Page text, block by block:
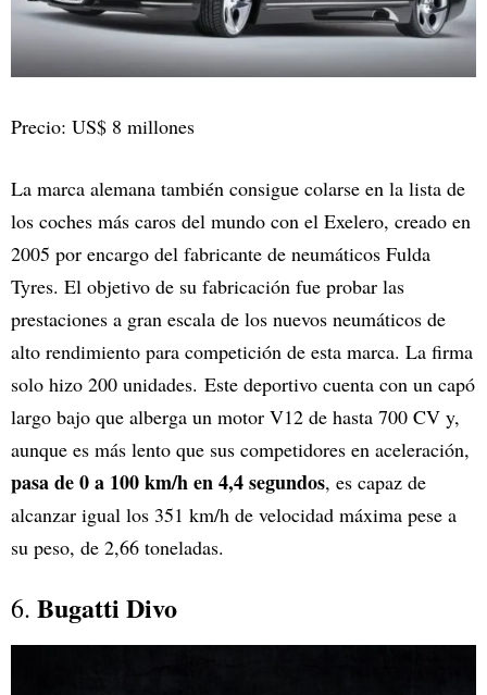
Precio: US$ 8 millones
La marca alemana también consigue colarse en la lista de
los coches más caros del mundo con el Exelero, creado en
2005 por encargo del fabricante de neumáticos Fulda
Tyres. El objetivo de su fabricación fue probar las
prestaciones a gran escala de los nuevos neumáticos de
alto rendimiento para competición de esta marca. La firma
solo hizo 200 unidades. Este deportivo cuenta con un capó
largo bajo que alberga un motor V12 de hasta 700 CV y,
aunque es más lento que sus competidores en aceleración,
pasa de 0 a 100 km/h en 4,4 segundos, es capaz de
alcanzar igual los 351 km/h de velocidad máxima pese a
su peso, de 2,66 toneladas.
6. Bugatti Divo